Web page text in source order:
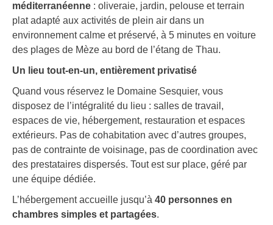
méditerranéenne : oliveraie, jardin, pelouse et terrain
plat adapté aux activités de plein air dans un
environnement calme et préservé, à 5 minutes en voiture
des plages de Mèze au bord de l’étang de Thau.
Un lieu tout-en-un, entièrement privatisé
Quand vous réservez le Domaine Sesquier, vous
disposez de l’intégralité du lieu : salles de travail,
espaces de vie, hébergement, restauration et espaces
extérieurs. Pas de cohabitation avec d’autres groupes,
pas de contrainte de voisinage, pas de coordination avec
des prestataires dispersés. Tout est sur place, géré par
une équipe dédiée.
L’hébergement accueille jusqu’à 40 personnes en
chambres simples et partagées.